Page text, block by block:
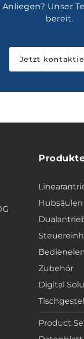
Anliegen? Unser
bereit.
Jetzt
Hubsäulen
Zubehör
Digital
Product